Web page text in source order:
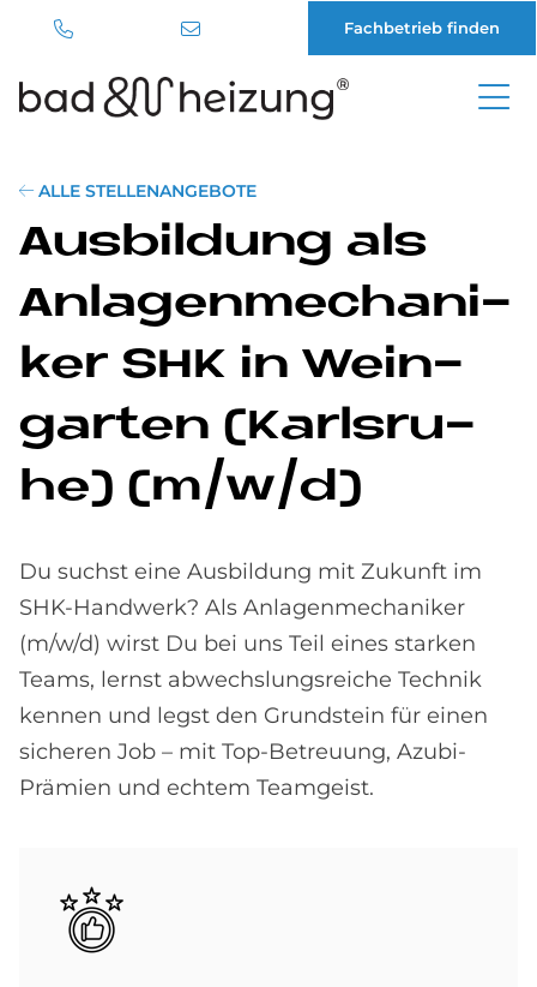
Inhalt
Fachbetrieb finden
ALLE STELLENANGEBOTE
Aus­bil­dung als
An­la­gen­me­cha­ni­
ker SHK in Wein­
gar­ten (Karls­ru­
he) (m/w/d)
Du suchst eine Ausbildung mit Zukunft im
SHK-Handwerk? Als Anlagenmechaniker
(m/w/d) wirst Du bei uns Teil eines starken
Teams, lernst abwechslungsreiche Technik
kennen und legst den Grundstein für einen
sicheren Job – mit Top-Betreuung, Azubi-
Prämien und echtem Teamgeist.
Bild